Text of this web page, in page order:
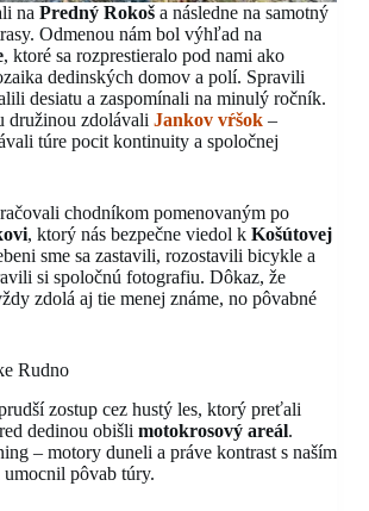
na Predný Rokoš a následne na samotný
Odmenou nám bol výhľad na
, ktoré sa rozprestieralo pod nami ako
dedinských domov a polí. Spravili
desiatu a zaspomínali na minulý ročník.
družinou zdolávali Jankov vŕšok –
túre pocit kontinuity a spoločnej
chodníkom pomenovaným po
, ktorý nás bezpečne viedol k Košútovej
sme sa zastavili, rozostavili bicykle a
si spoločnú fotografiu. Dôkaz, že
zdolá aj tie menej známe, no pôvabné
Rudno
zostup cez hustý les, ktorý preťali
dedinou obišli motokrosový areál.
– motory duneli a práve kontrast s naším
pôvab túry.